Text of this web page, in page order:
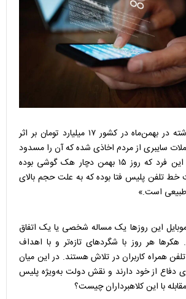
«فقط در ۲۵ روز گذشته در بهمن‌ماه در کشور ۱۷ میلیارد تومان بر اثر
سایبری از مردم اخاذی شده که آن را مسدود
کردیم و بازگرداندیم. این فرد که روز ۱۵ بهمن دچار هک گوشی بوده
پشت خط تلفن پلیس فتا بوده که به علت حجم بالای
طبیعی است.»
این روزها یک مساله شخصی یا یک اتفاق
هکرها هر روز با شگردهای تازه‌تر و با اهداف
همراه کاربران در تلاش هستند. در این میان
دفاع از خود دارند و نقش دولت به‌ویژه پلیس
با این کلاهبرداران چیست؟